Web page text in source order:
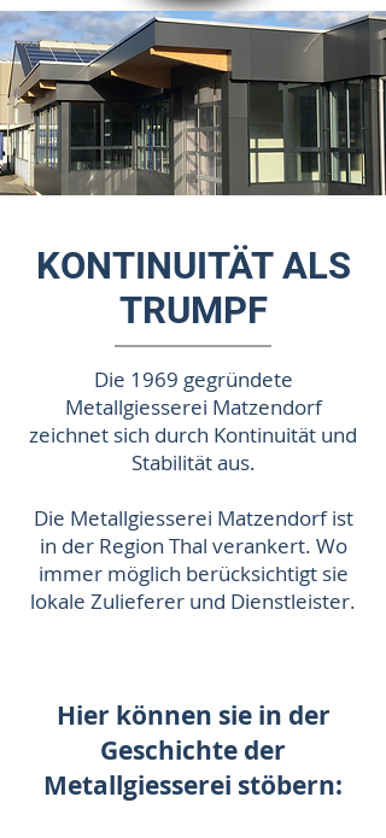
KONTINUITÄT ALS
TRUMPF
Die 1969 gegründete
Metallgiesserei Matzendorf
zeichnet sich durch Kontinuität und
Stabilität aus.
Die Metallgiesserei Matzendorf ist
in der Region Thal verankert. Wo
immer möglich berücksichtigt sie
lokale Zulieferer und Dienstleister.
Hier können sie in der
Geschichte der
Metallgiesserei stöbern: